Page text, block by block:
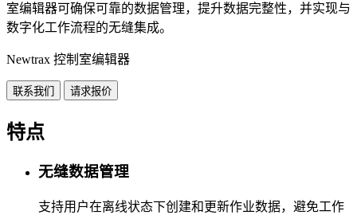
室编辑器可确保可靠的数据管理，提升数据完整性，并实现与
数字化工作流程的无缝集成。
Newtrax 控制室编辑器
联系我们 请求报价
特点
无缝数据管理
支持用户在离线状态下创建和更新作业数据，避免工作